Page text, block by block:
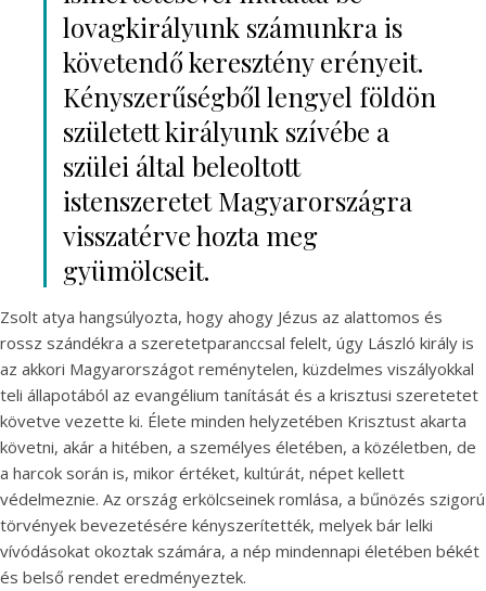
lovagkirályunk számunkra is
követendő keresztény erényeit.
Kényszerűségből lengyel földön
született királyunk szívébe a
szülei által beleoltott
istenszeretet Magyarországra
visszatérve hozta meg
gyümölcseit.
Zsolt atya hangsúlyozta, hogy ahogy Jézus az alattomos és
rossz szándékra a szeretetparanccsal felelt, úgy László király is
az akkori Magyarországot reménytelen, küzdelmes viszályokkal
teli állapotából az evangélium tanítását és a krisztusi szeretetet
követve vezette ki. Élete minden helyzetében Krisztust akarta
követni, akár a hitében, a személyes életében, a közéletben, de
a harcok során is, mikor értéket, kultúrát, népet kellett
védelmeznie. Az ország erkölcseinek romlása, a bűnözés szigorú
törvények bevezetésére kényszerítették, melyek bár lelki
vívódásokat okoztak számára, a nép mindennapi életében békét
és belső rendet eredményeztek.